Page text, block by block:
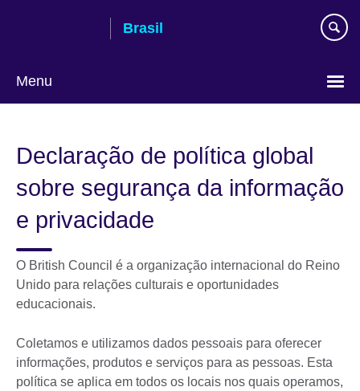
Brasil
Menu
language
Declaração de política global
sobre segurança da informação
e privacidade
O British Council é a organização internacional do Reino
Unido para relações culturais e oportunidades
educacionais.
Coletamos e utilizamos dados pessoais para oferecer
informações, produtos e serviços para as pessoas. Esta
política se aplica em todos os locais nos quais operamos,